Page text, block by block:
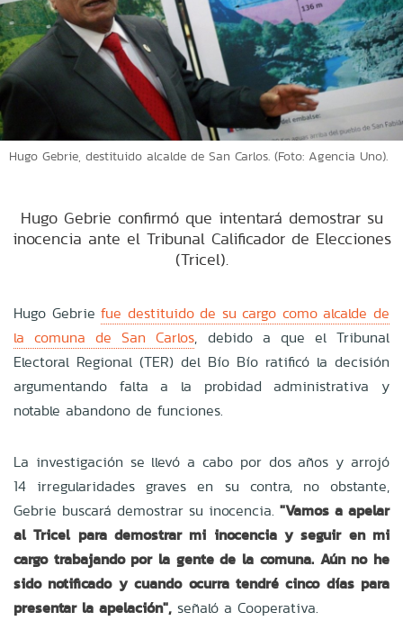
Hugo Gebrie, destituido alcalde de San Carlos. (Foto: Agencia Uno).
Hugo Gebrie confirmó que intentará demostrar su
inocencia ante el Tribunal Calificador de Elecciones
(Tricel).
Hugo Gebriefue destituido de su cargo como alcalde de
la comuna de San Carlos, debido a que el Tribunal
Electoral Regional (TER) del Bío Bío ratificó la decisión
argumentando falta a la probidad administrativa y
notable abandono de funciones.
La investigación se llevó a cabo por dos años y arrojó
14 irregularidades graves en su contra, no obstante,
Gebrie buscará demostrar su inocencia. "Vamos a apelar
al Tricel para demostrar mi inocencia y seguir en mi
cargo trabajando por la gente de la comuna. Aún no he
sido notificado y cuando ocurra tendré cinco días para
presentar la apelación", señaló a Cooperativa.